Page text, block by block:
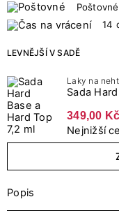
14
LEVNĚJŠÍ V SADĚ
Laky na
Sada
349,00 Kč
Nejnižší
Popis